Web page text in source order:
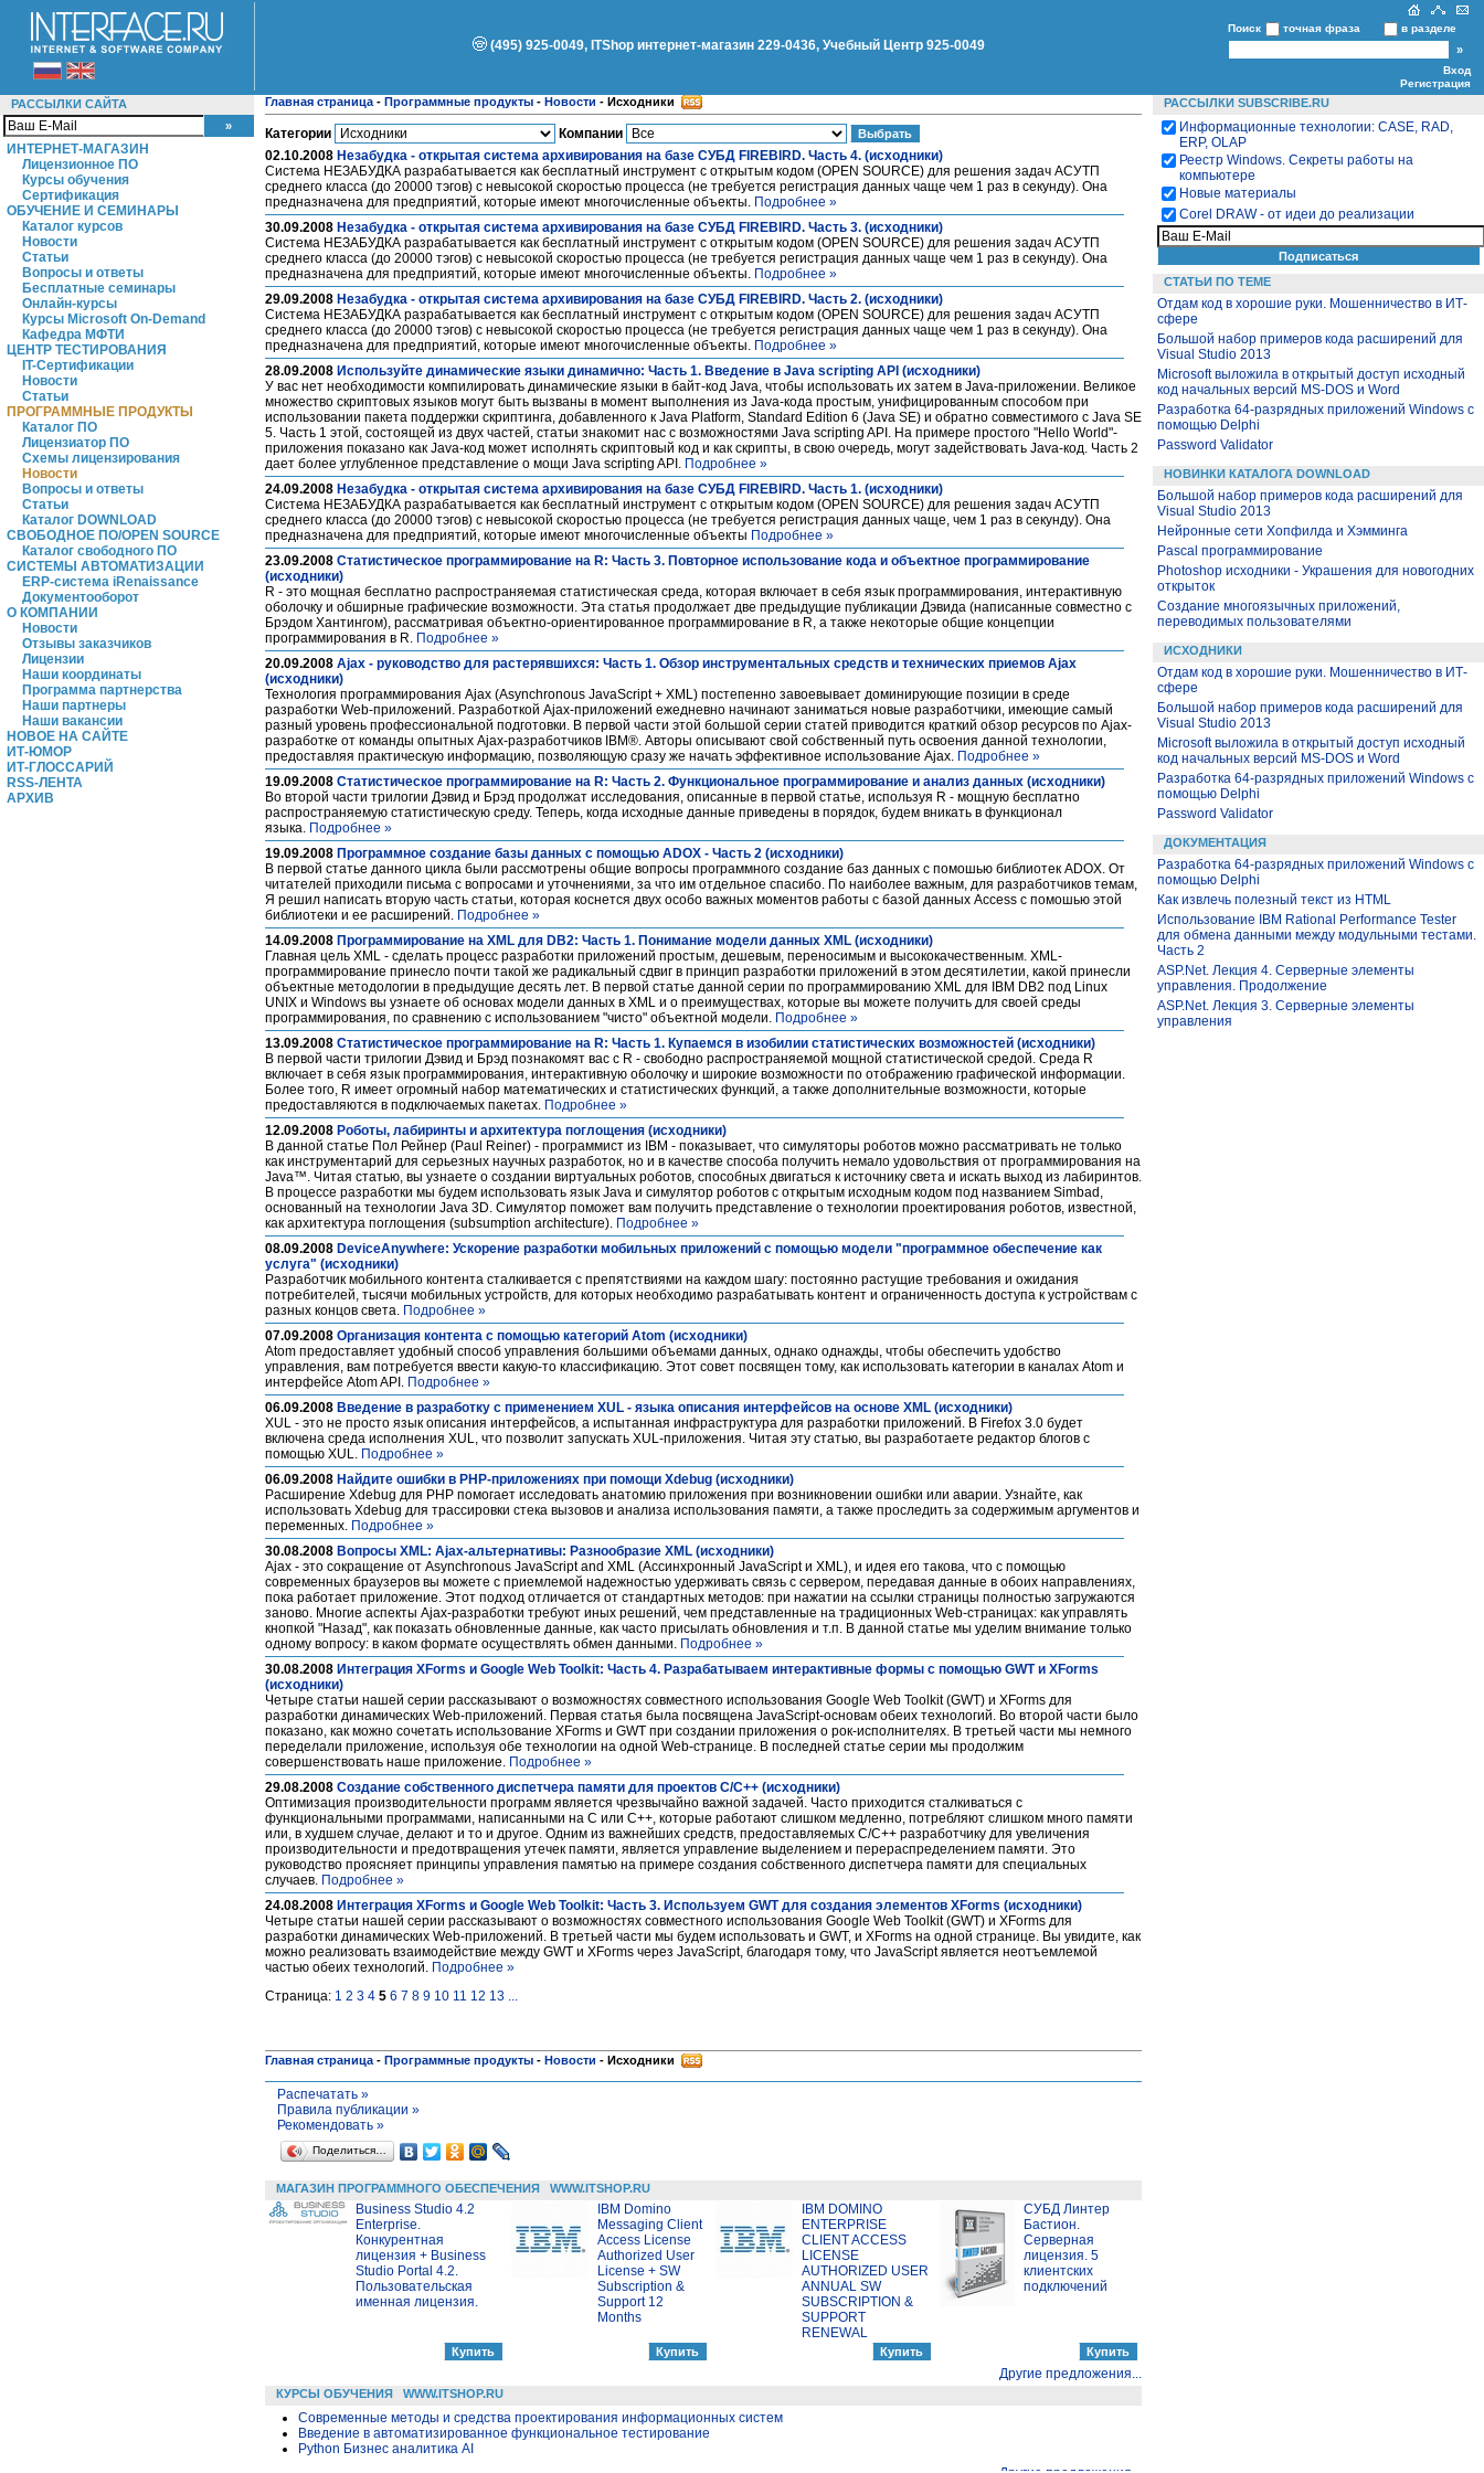
(495) 925-0049, ITShop интернет-магазин 229-0436, Учебный Центр 925-0049
Поиск точная фраза в разделе
Вход
Регистрация
РАССЫЛКИ САЙТА
ИНТЕРНЕТ-МАГАЗИН
Лицензионное ПО
Курсы обучения
Сертификация
ОБУЧЕНИЕ И СЕМИНАРЫ
Каталог курсов
Новости
Статьи
Вопросы и ответы
Бесплатные семинары
Онлайн-курсы
Курсы Microsoft On-Demand
Кафедра МФТИ
ЦЕНТР ТЕСТИРОВАНИЯ
IT-Сертификации
Новости
Статьи
ПРОГРАММНЫЕ ПРОДУКТЫ
Каталог ПО
Лицензиатор ПО
Схемы лицензирования
Новости
Вопросы и ответы
Статьи
Каталог DOWNLOAD
СВОБОДНОЕ ПО/OPEN SOURCE
Каталог свободного ПО
СИСТЕМЫ АВТОМАТИЗАЦИИ
ERP-система iRenaissance
Документооборот
О КОМПАНИИ
Новости
Отзывы заказчиков
Лицензии
Наши координаты
Программа партнерства
Наши партнеры
Наши вакансии
НОВОЕ НА САЙТЕ
ИТ-ЮМОР
ИТ-ГЛОССАРИЙ
RSS-ЛЕНТА
АРХИВ
Главная страница - Программные продукты - Новости - Исходники
Категории
Компании
02.10.2008 Незабудка - открытая система архивирования на базе СУБД FIREBIRD. Часть 4. (исходники)
Система НЕЗАБУДКА разрабатывается как бесплатный инструмент c открытым кодом (OPEN SOURCE) для решения задач АСУТП
среднего класса (до 20000 тэгов) с невысокой скоростью процесса (не требуется регистрация данных чаще чем 1 раз в секунду). Она
предназначена для предприятий, которые имеют многочисленные объекты. Подробнее »
30.09.2008 Незабудка - открытая система архивирования на базе СУБД FIREBIRD. Часть 3. (исходники)
Система НЕЗАБУДКА разрабатывается как бесплатный инструмент c открытым кодом (OPEN SOURCE) для решения задач АСУТП
среднего класса (до 20000 тэгов) с невысокой скоростью процесса (не требуется регистрация данных чаще чем 1 раз в секунду). Она
предназначена для предприятий, которые имеют многочисленные объекты. Подробнее »
29.09.2008 Незабудка - открытая система архивирования на базе СУБД FIREBIRD. Часть 2. (исходники)
Система НЕЗАБУДКА разрабатывается как бесплатный инструмент c открытым кодом (OPEN SOURCE) для решения задач АСУТП
среднего класса (до 20000 тэгов) с невысокой скоростью процесса (не требуется регистрация данных чаще чем 1 раз в секунду). Она
предназначена для предприятий, которые имеют многочисленные объекты. Подробнее »
28.09.2008 Используйте динамические языки динамично: Часть 1. Введение в Java scripting API (исходники)
У вас нет необходимости компилировать динамические языки в байт-код Java, чтобы использовать их затем в Java-приложении. Великое
множество скриптовых языков могут быть вызваны в момент выполнения из Java-кода простым, унифицированным способом при
использовании пакета поддержки скриптинга, добавленного к Java Platform, Standard Edition 6 (Java SE) и обратно совместимого с Java SE
5. Часть 1 этой, состоящей из двух частей, статьи знакомит нас с возможностями Java scripting API. На примере простого "Hello World"-
приложения показано как Java-код может исполнять скриптовый код и как скрипты, в свою очередь, могут задействовать Java-код. Часть 2
дает более углубленное представление о мощи Java scripting API. Подробнее »
24.09.2008 Незабудка - открытая система архивирования на базе СУБД FIREBIRD. Часть 1. (исходники)
Система НЕЗАБУДКА разрабатывается как бесплатный инструмент c открытым кодом (OPEN SOURCE) для решения задач АСУТП
среднего класса (до 20000 тэгов) с невысокой скоростью процесса (не требуется регистрация данных чаще, чем 1 раз в секунду). Она
предназначена для предприятий, которые имеют многочисленные объекты Подробнее »
23.09.2008 Статистическое программирование на R: Часть 3. Повторное использование кода и объектное программирование
(исходники)
R - это мощная бесплатно распространяемая статистическая среда, которая включает в себя язык программирования, интерактивную
оболочку и обширные графические возможности. Эта статья продолжает две предыдущие публикации Дэвида (написанные совместно с
Брэдом Хантингом), рассматривая объектно-ориентированное программирование в R, а также некоторые общие концепции
программирования в R. Подробнее »
20.09.2008 Ajax - руководство для растерявшихся: Часть 1. Обзор инструментальных средств и технических приемов Ajax
(исходники)
Технология программирования Ajax (Asynchronous JavaScript + XML) постепенно завоевывает доминирующие позиции в среде
разработки Web-приложений. Разработкой Ajax-приложений ежедневно начинают заниматься новые разработчики, имеющие самый
разный уровень профессиональной подготовки. В первой части этой большой серии статей приводится краткий обзор ресурсов по Ajax-
разработке от команды опытных Ajax-разработчиков IBM®. Авторы описывают свой собственный путь освоения данной технологии,
предоставляя практическую информацию, позволяющую сразу же начать эффективное использование Ajax. Подробнее »
19.09.2008 Статистическое программирование на R: Часть 2. Функциональное программирование и анализ данных (исходники)
Во второй части трилогии Дэвид и Брэд продолжат исследования, описанные в первой статье, используя R - мощную бесплатно
распространяемую статистическую среду. Теперь, когда исходные данные приведены в порядок, будем вникать в функционал
языка. Подробнее »
19.09.2008 Программное создание базы данных с помощью ADOX - Часть 2 (исходники)
В первой статье данного цикла были рассмотрены общие вопросы программного создание баз данных с помошью библиотек ADOX. От
читателей приходили письма с вопросами и уточнениями, за что им отдельное спасибо. По наиболее важным, для разработчиков темам,
Я решил написать вторую часть статьи, которая коснется двух особо важных моментов работы с базой данных Access c помошью этой
библиотеки и ее расширений. Подробнее »
14.09.2008 Программирование на XML для DB2: Часть 1. Понимание модели данных XML (исходники)
Главная цель XML - сделать процесс разработки приложений простым, дешевым, переносимым и высококачественным. XML-
программирование принесло почти такой же радикальный сдвиг в принцип разработки приложений в этом десятилетии, какой принесли
объектные методологии в предыдущие десять лет. В первой статье данной серии по программированию XML для IBM DB2 под Linux
UNIX и Windows вы узнаете об основах модели данных в XML и о преимуществах, которые вы можете получить для своей среды
программирования, по сравнению с использованием "чисто" объектной модели. Подробнее »
13.09.2008 Статистическое программирование на R: Часть 1. Купаемся в изобилии статистических возможностей (исходники)
В первой части трилогии Дэвид и Брэд познакомят вас с R - свободно распространяемой мощной статистической средой. Среда R
включает в себя язык программирования, интерактивную оболочку и широкие возможности по отображению графической информации.
Более того, R имеет огромный набор математических и статистических функций, а также дополнительные возможности, которые
предоставляются в подключаемых пакетах. Подробнее »
12.09.2008 Роботы, лабиринты и архитектура поглощения (исходники)
В данной статье Пол Рейнер (Paul Reiner) - программист из IBM - показывает, что симуляторы роботов можно рассматривать не только
как инструментарий для серьезных научных разработок, но и в качестве способа получить немало удовольствия от программирования на
Java™. Читая статью, вы узнаете о создании виртуальных роботов, способных двигаться к источнику света и искать выход из лабиринтов.
В процессе разработки мы будем использовать язык Java и симулятор роботов с открытым исходным кодом под названием Simbad,
основанный на технологии Java 3D. Симулятор поможет вам получить представление о технологии проектирования роботов, известной,
как архитектура поглощения (subsumption architecture). Подробнее »
08.09.2008 DeviceAnywhere: Ускорение разработки мобильных приложений с помощью модели "программное обеспечение как
услуга" (исходники)
Разработчик мобильного контента сталкивается с препятствиями на каждом шагу: постоянно растущие требования и ожидания
потребителей, тысячи мобильных устройств, для которых необходимо разрабатывать контент и ограниченность доступа к устройствам с
разных концов света. Подробнее »
07.09.2008 Организация контента с помощью категорий Atom (исходники)
Atom предоставляет удобный способ управления большими объемами данных, однако однажды, чтобы обеспечить удобство
управления, вам потребуется ввести какую-то классификацию. Этот совет посвящен тому, как использовать категории в каналах Atom и
интерфейсе Atom API. Подробнее »
06.09.2008 Введение в разработку с применением XUL - языка описания интерфейсов на основе XML (исходники)
XUL - это не просто язык описания интерфейсов, а испытанная инфраструктура для разработки приложений. В Firefox 3.0 будет
включена среда исполнения XUL, что позволит запускать XUL-приложения. Читая эту статью, вы разработаете редактор блогов с
помощью XUL. Подробнее »
06.09.2008 Найдите ошибки в PHP-приложениях при помощи Xdebug (исходники)
Расширение Xdebug для PHP помогает исследовать анатомию приложения при возникновении ошибки или аварии. Узнайте, как
использовать Xdebug для трассировки стека вызовов и анализа использования памяти, а также проследить за содержимым аргументов и
переменных. Подробнее »
30.08.2008 Вопросы XML: Ajax-альтернативы: Разнообразие XML (исходники)
Ajax - это сокращение от Asynchronous JavaScript and XML (Ассинхронный JavaScript и XML), и идея его такова, что с помощью
современных браузеров вы можете с приемлемой надежностью удерживать связь с сервером, передавая данные в обоих направлениях,
пока работает приложение. Этот подход отличается от стандартных методов: при нажатии на ссылки страницы полностью загружаются
заново. Многие аспекты Ajax-разработки требуют иных решений, чем представленные на традиционных Web-страницах: как управлять
кнопкой "Назад", как показать обновленные данные, как часто присылать обновления и т.п. В данной статье мы уделим внимание только
одному вопросу: в каком формате осуществлять обмен данными. Подробнее »
30.08.2008 Интеграция XForms и Google Web Toolkit: Часть 4. Разрабатываем интерактивные формы с помощью GWT и XForms
(исходники)
Четыре статьи нашей серии рассказывают о возможностях совместного использования Google Web Toolkit (GWT) и XForms для
разработки динамических Web-приложений. Первая статья была посвящена JavaScript-основам обеих технологий. Во второй части было
показано, как можно сочетать использование XForms и GWT при создании приложения о рок-исполнителях. В третьей части мы немного
переделали приложение, используя обе технологии на одной Web-странице. В последней статье серии мы продолжим
совершенствовать наше приложение. Подробнее »
29.08.2008 Создание собственного диспетчера памяти для проектов C/C++ (исходники)
Оптимизация производительности программ является чрезвычайно важной задачей. Часто приходится сталкиваться с
функциональными программами, написанными на C или C++, которые работают слишком медленно, потребляют слишком много памяти
или, в худшем случае, делают и то и другое. Одним из важнейших средств, предоставляемых C/C++ разработчику для увеличения
производительности и предотвращения утечек памяти, является управление выделением и перераспределением памяти. Это
руководство проясняет принципы управления памятью на примере создания собственного диспетчера памяти для специальных
случаев. Подробнее »
24.08.2008 Интеграция XForms и Google Web Toolkit: Часть 3. Используем GWT для создания элементов XForms (исходники)
Четыре статьи нашей серии рассказывают о возможностях совместного использования Google Web Toolkit (GWT) и XForms для
разработки динамических Web-приложений. В третьей части мы будем использовать и GWT, и XForms на одной странице. Вы увидите, как
можно реализовать взаимодействие между GWT и XForms через JavaScript, благодаря тому, что JavaScript является неотъемлемой
частью обеих технологий. Подробнее »
Страница: 1 2 3 4 5 6 7 8 9 10 11 12 13 ...
Главная страница - Программные продукты - Новости - Исходники
Распечатать »
Правила публикации »
Рекомендовать »
Поделиться…
МАГАЗИН ПРОГРАММНОГО ОБЕСПЕЧЕНИЯ WWW.ITSHOP.RU
Business Studio 4.2
Enterprise.
Конкурентная
лицензия + Business
Studio Portal 4.2.
Пользовательская
именная лицензия.
IBM Domino
Messaging Client
Access License
Authorized User
License + SW
Subscription &
Support 12
Months
IBM DOMINO
ENTERPRISE
CLIENT ACCESS
LICENSE
AUTHORIZED USER
ANNUAL SW
SUBSCRIPTION &
SUPPORT
RENEWAL
СУБД Линтер
Бастион.
Серверная
лицензия. 5
клиентских
подключений
Другие предложения...
КУРСЫ ОБУЧЕНИЯ WWW.ITSHOP.RU
Современные методы и средства проектирования информационных систем
Введение в автоматизированное функциональное тестирование
Python Бизнес аналитика AI
РАССЫЛКИ SUBSCRIBE.RU
Информационные технологии: CASE, RAD,
ERP, OLAP
Реестр Windows. Секреты работы на
компьютере
Новые материалы
Corel DRAW - от идеи до реализации
СТАТЬИ ПО ТЕМЕ
Отдам код в хорошие руки. Мошенничество в ИТ-
сфере
Большой набор примеров кода расширений для
Visual Studio 2013
Microsoft выложила в открытый доступ исходный
код начальных версий MS-DOS и Word
Разработка 64-разрядных приложений Windows с
помощью Delphi
Password Validator
НОВИНКИ КАТАЛОГА DOWNLOAD
Большой набор примеров кода расширений для
Visual Studio 2013
Нейронные сети Хопфилда и Хэмминга
Pascal программирование
Photoshop исходники - Украшения для новогодних
открыток
Создание многоязычных приложений,
переводимых пользователями
ИСХОДНИКИ
Отдам код в хорошие руки. Мошенничество в ИТ-
сфере
Большой набор примеров кода расширений для
Visual Studio 2013
Microsoft выложила в открытый доступ исходный
код начальных версий MS-DOS и Word
Разработка 64-разрядных приложений Windows с
помощью Delphi
Password Validator
ДОКУМЕНТАЦИЯ
Разработка 64-разрядных приложений Windows с
помощью Delphi
Как извлечь полезный текст из HTML
Использование IBM Rational Performance Tester
для обмена данными между модульными тестами.
Часть 2
ASP.Net. Лекция 4. Серверные элементы
управления. Продолжение
ASP.Net. Лекция 3. Серверные элементы
управления